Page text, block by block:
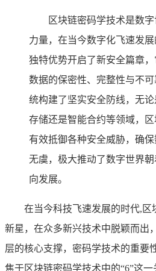
区块链密码学技术是数
力量，在当今数字化飞速发
独特优势开启了新安全篇章
数据的保密性、完整性与不
统构建了坚实安全防线，无
存储还是智能合约等领域，
有效抵御各种安全威胁，确
无虞，极大推动了数字世界
向发展。
在当今科技飞速发展的时代,区
新星，在众多新兴技术中脱颖而出
层的核心支撑，密码学技术的重要
焦于区块链密码学技术中的“6”这